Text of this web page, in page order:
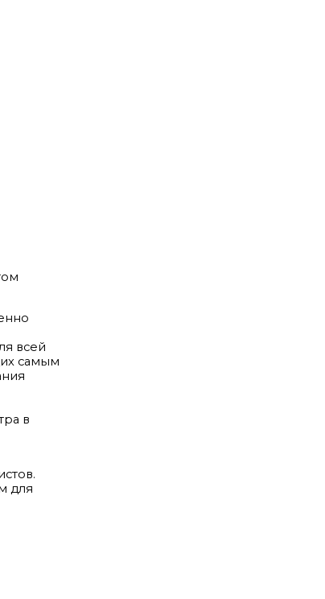
всей
самым
в
для